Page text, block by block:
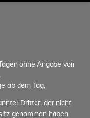
ohne Angabe von
ab dem Tag,
Dritter, der nicht
genommen haben